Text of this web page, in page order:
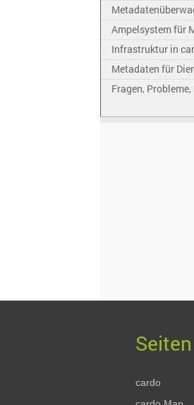
Ampelsystem für
Infrastruktur in
Metadaten für
Fragen,
cardo